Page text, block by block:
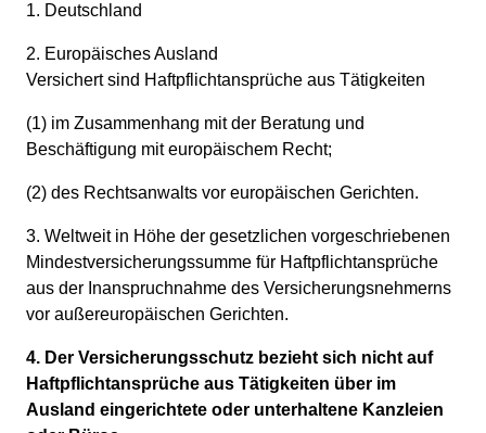
1. Deutschland
2. Europäisches Ausland
Versichert sind Haftpflichtansprüche aus Tätigkeiten
(1) im Zusammenhang mit der Beratung und
Beschäftigung mit europäischem Recht;
(2) des Rechtsanwalts vor europäischen Gerichten.
3. Weltweit in Höhe der gesetzlichen vorgeschriebenen
Mindestversicherungssumme für Haftpflichtansprüche
aus der Inanspruchnahme des Versicherungsnehmerns
vor außereuropäischen Gerichten.
4. Der Versicherungsschutz bezieht sich nicht auf
Haftpflichtansprüche aus Tätigkeiten über im
Ausland eingerichtete oder unterhaltene Kanzleien